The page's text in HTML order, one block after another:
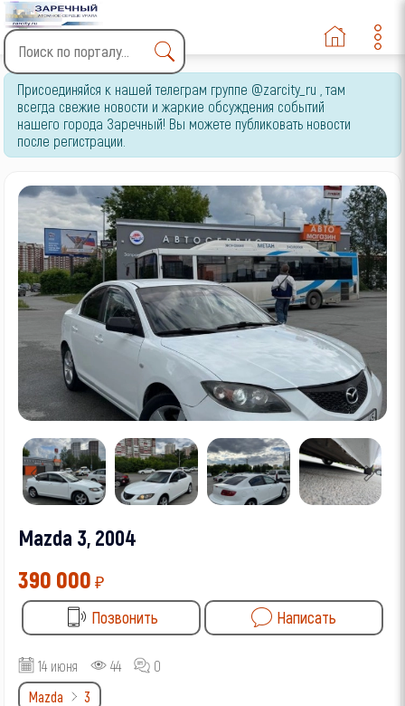
Type 2 or more characters
for results.
Присоединяйся к нашей телеграм группе @zarcity_ru , там
всегда свежие новости и жаркие обсуждения событий
нашего города Заречный! Вы можете публиковать новости
после регистрации.
Mazda 3, 2004
390 000 ₽
Позвонить
Написать
14 июня 44
0
Mazda
3